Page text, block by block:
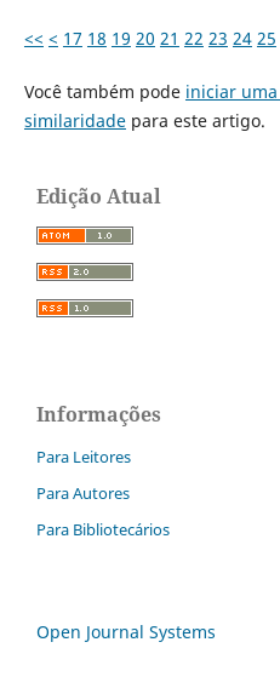
<< < 17 18 19 20 21 22 23 24 25
Você também pode iniciar
similaridadepara este artigo.
Edição Atual
Informações
Para Leitores
Para Autores
Para Bibliotecários
Open Journal Systems